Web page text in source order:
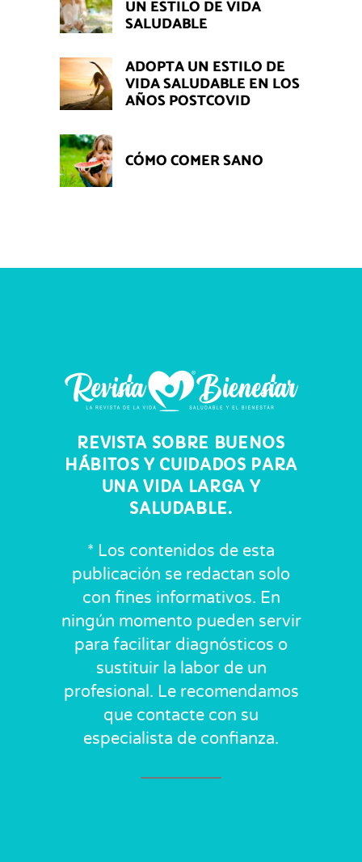
UN ESTILO DE VIDA
SALUDABLE
ADOPTA UN ESTILO DE
VIDA SALUDABLE EN LOS
AÑOS POSTCOVID
CÓMO COMER SANO
REVISTA SOBRE BUENOS
HÁBITOS Y CUIDADOS PARA
UNA VIDA LARGA Y
SALUDABLE.
* Los contenidos de esta
publicación se redactan solo
con fines informativos. En
ningún momento pueden servir
para facilitar diagnósticos o
sustituir la labor de un
profesional. Le recomendamos
que contacte con su
especialista de confianza.